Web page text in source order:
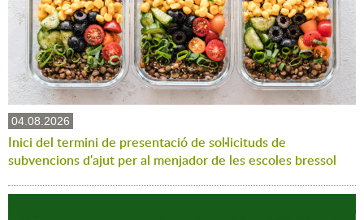
04.08.2026
Inici del termini de presentació de sol·licituds de
subvencions d'ajut per al menjador de les escoles bressol